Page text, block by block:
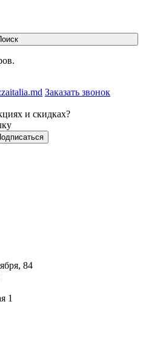
Заказать звонок
и скидках?
84
1